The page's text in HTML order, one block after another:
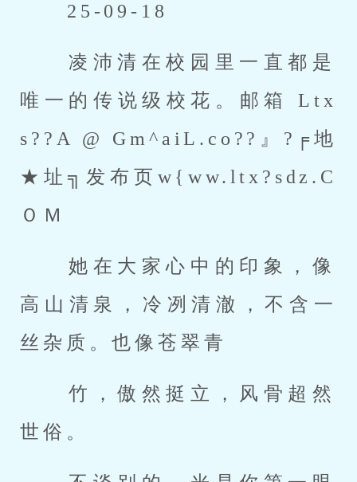
25-09-18
唯一的传说级校花。邮箱 Ltx
s??A @ Gm^aiL.co??』?╒地
★址╗发布页w{ww.ltx?sdz.C
ＯＭ
高山清泉，冷冽清澈，不含一
丝杂质。也像苍翠青
世俗。